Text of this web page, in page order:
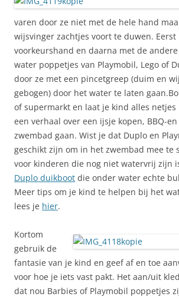
varen door ze niet met de hele hand
wijsvinger zachtjes voort te duwen. Eerst
voorkeurshand en daarna met de
water poppetjes van Playmobil, Lego of
door ze met een pincetgreep (duim en
gebogen) door het water te laten
of supermarkt en laat je kind alles netjes
een verhaal over een ijsje kopen, BBQ-
zwembad gaan. Wist je dat Duplo en
geschikt zijn om in het zwembad mee te
voor kinderen die nog niet watervrij zijn
Duplo duikboot die onder water echte
Meer tips om je kind te helpen bij het
lees je hier.
Kortom
gebruik de
fantasie van je kind en geef af en toe
voor hoe je iets vast pakt. Het aan/uit
dat nou Barbies of Playmobil poppetjes